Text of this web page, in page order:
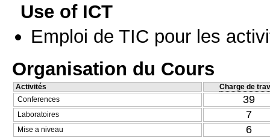
Use of ICT
Emploi de TIC pour les
Organisation du Cours
Activités
Charge de
Conferences
39
Laboratoires 7
Mise a niveau 6